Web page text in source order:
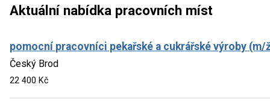
Aktuální nabídka pracovních míst
pomocní pracovníci pekařské a cukrářské výroby (m/
Český Brod
22 400 Kč